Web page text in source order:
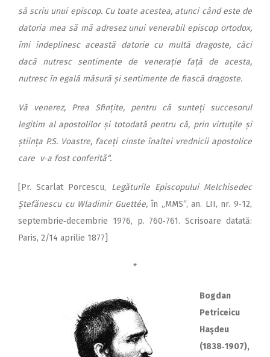
să scriu unui epis­cop. Cu toate acestea, atunci când este de
datoria mea să mă adresez unui venerabil episcop ortodox,
îmi îndeplinesc această datorie cu multă dragoste, căci
dacă nutresc sentimente de venerație față de acesta,
nutresc în egală măsură și sentimente de fiască dragoste.
Vă venerez, Prea Sfințite, pentru că sunteți succesorul
legitim al apostolilor și totodată pentru că, prin virtuțile și
știința P.S. Voastre, faceți cinste înaltei vrednicii apostolice
care v‑a fost conferită“.
[Pr. Scarlat Porcescu, Legăturile Episcopului Melchisedec
Ștefănescu cu Wladimir Guettée,în „MMS“, an. LII, nr. 9‑12,
septembrie‑decembrie 1976, p. 760‑761. Scrisoare datată:
Paris, 2/14 aprilie 1877]
*
Bogdan
Petriceicu
Haşdeu
(1838‑1907),